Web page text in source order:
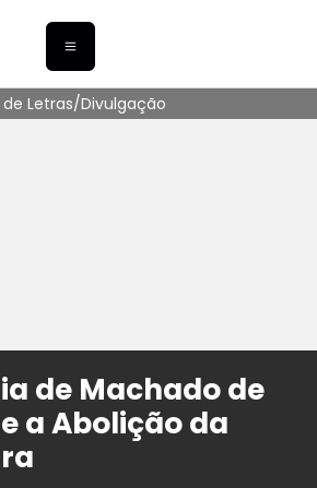
Letras/Divulgação
de Machado de
a Abolição da